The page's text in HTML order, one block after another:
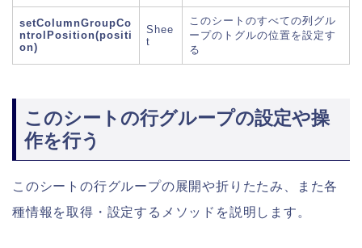
setColumnGroupCo
ntrolPosition(positi
on)
Shee
t
このシートのすべての列グル
ープのトグルの位置を設定す
る
このシートの行グループの設定や操
作を行う
このシートの行グループの展開や折りたたみ、また各
種情報を取得・設定するメソッドを説明します。